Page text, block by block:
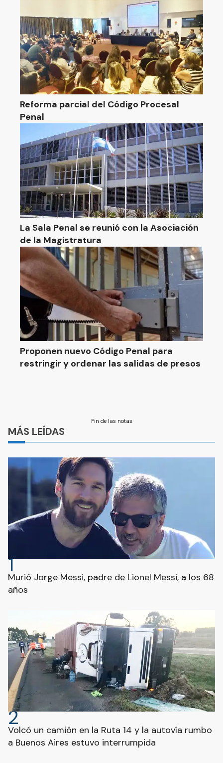
Reforma parcial del Código Procesal
Penal
La Sala Penal se reunió con la Asociación
de la Magistratura
Proponen nuevo Código Penal para
restringir y ordenar las salidas de presos
Fin de las notas
MÁS LEÍDAS
1
Murió Jorge Messi, padre de Lionel Messi, a los 68
años
2
Volcó un camión en la Ruta 14 y la autovía rumbo
a Buenos Aires estuvo interrumpida